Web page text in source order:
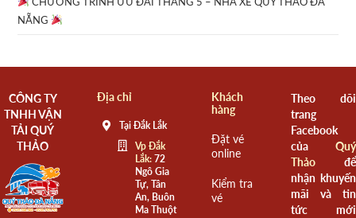
NẴNG
CÔNG TY
TNHH VẬN
TẢI QUÝ
THẢO
Địa chỉ
Tại Đắk Lắk
Vp Đắk
Lắk:72
Ngô Gia
Tự, Tân
An, Buôn
Ma Thuột
Khách
hàng
Đặt vé
online
Kiểm tra
vé
Theo dõi
trang
Facebook
của Quý
Thảođể
nhận khuyến
mãi và tin
tức mới